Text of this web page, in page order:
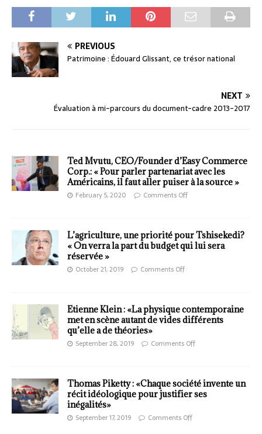
PREVIOUS
Patrimoine : Édouard Glissant, ce trésor national
NEXT
Évaluation à mi-parcours du document-cadre 2013-2017
Ted Mvutu, CEO/Founder d’Easy Commerce
Corp.: « Pour parler partenariat avec les
Américains, il faut aller puiser à la source »
February 5, 2020 Comments Off
L’agriculture, une priorité pour Tshisekedi?
« On verra la part du budget qui lui sera
réservée »
October 21, 2019 Comments Off
Etienne Klein : «La physique contemporaine
met en scène autant de vides différents
qu’elle a de théories»
September 28, 2019 Comments Off
Thomas Piketty : «Chaque société invente un
récit idéologique pour justifier ses
inégalités»
September 17, 2019 Comments Off